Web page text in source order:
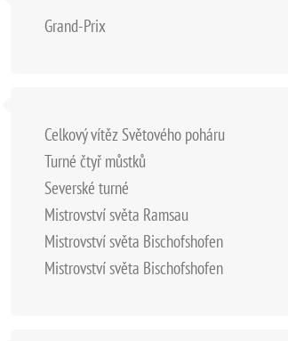
Grand-Prix
Celkový vítěz Světového poháru
Turné čtyř můstků
Severské turné
Mistrovství světa Ramsau
Mistrovství světa Bischofshofen
Mistrovství světa Bischofshofen